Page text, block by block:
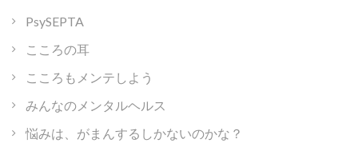
PsySEPTA
こころの耳
こころもメンテしよう
みんなのメンタルヘルス
悩みは、がまんするしかないのかな？